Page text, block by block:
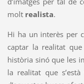
molt realista.
Hi ha un interès per
captar la realitat
història sinó que les
la realitat que